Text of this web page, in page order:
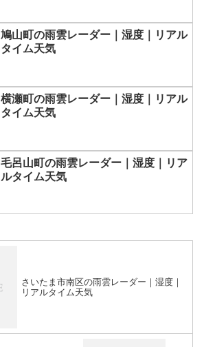
鳩山町の雨雲レーダー｜湿度｜リアル
タイム天気
横瀬町の雨雲レーダー｜湿度｜リアル
タイム天気
毛呂山町の雨雲レーダー｜湿度｜リア
ルタイム天気
さいたま市南区の雨雲レーダー｜湿度｜
リアルタイム天気